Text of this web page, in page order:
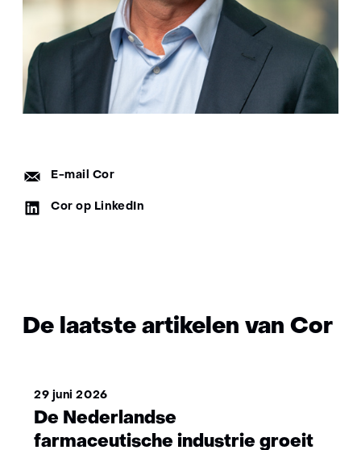
E-
mail:
E-mail Cor
LinkedIn:
Cor op LinkedIn
De laatste artikelen van Cor
29 juni 2026
De Nederlandse
farmaceutische industrie groeit